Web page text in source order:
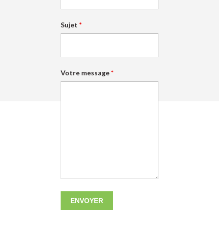
Sujet *
Votre message*